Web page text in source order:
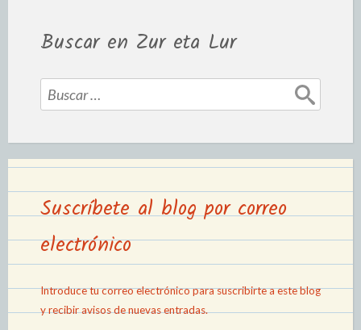
Buscar en Zur eta Lur
Suscríbete al blog por correo
electrónico
Introduce tu correo electrónico para suscribirte a este blog
y recibir avisos de nuevas entradas.